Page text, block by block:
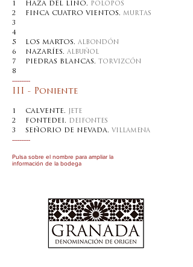
1 HAZA DEL LINO.
POLOPOS
2 FINCA CUATRO VIENTOS. MURTAS
3
4
5 LOS MARTOS. ALBONDÓN
6 NAZARÍES. ALBUÑOL
7 PIEDRAS BLANCAS.
TORVIZCÓN
8
----------
III - Poniente
1 CALVENTE.
JETE
2 FONTEDEI.
DEIFONTES
3 SEÑORIO DE NEVADA. VILLAMENA
----------
Pulsa sobre el nombre para ampliar la
información de la bodega